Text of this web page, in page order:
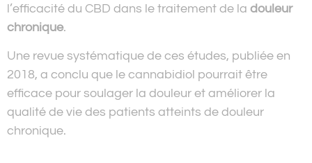
l’efficacité du CBD dans le traitement de la douleur
chronique.
Une revue systématique de ces études, publiée en
2018, a conclu que le cannabidiol pourrait être
efficace pour soulager la douleur et améliorer la
qualité de vie des patients atteints de douleur
chronique.